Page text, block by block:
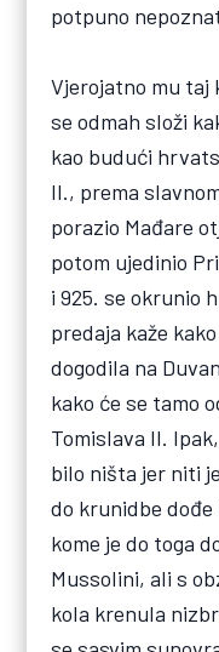
potpuno
Vjerojatno mu taj
se odmah složi
kao budući
II., prema
porazio Mađare
potom ujedinio
i 925. se okrunio
predaja kaže
dogodila na
kako će se tamo
Tomislava II.
bilo ništa jer niti
do krunidbe
kome je do toga
Mussolini, ali s
kola krenula